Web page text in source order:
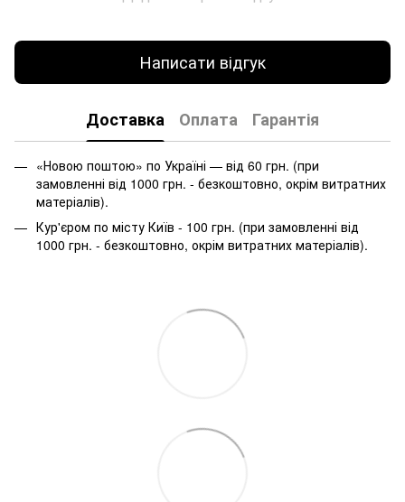
Написати відгук
Доставка Оплата Гарантія
«Новою поштою» по Україні — від 60 грн. (при
замовленні від 1000 грн. - безкоштовно, окрім витратних
матеріалів).
Кур'єром по місту Київ - 100 грн. (при замовленні від
1000 грн. - безкоштовно, окрім витратних матеріалів).